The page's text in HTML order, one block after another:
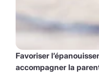
Favoriser
accompagner la